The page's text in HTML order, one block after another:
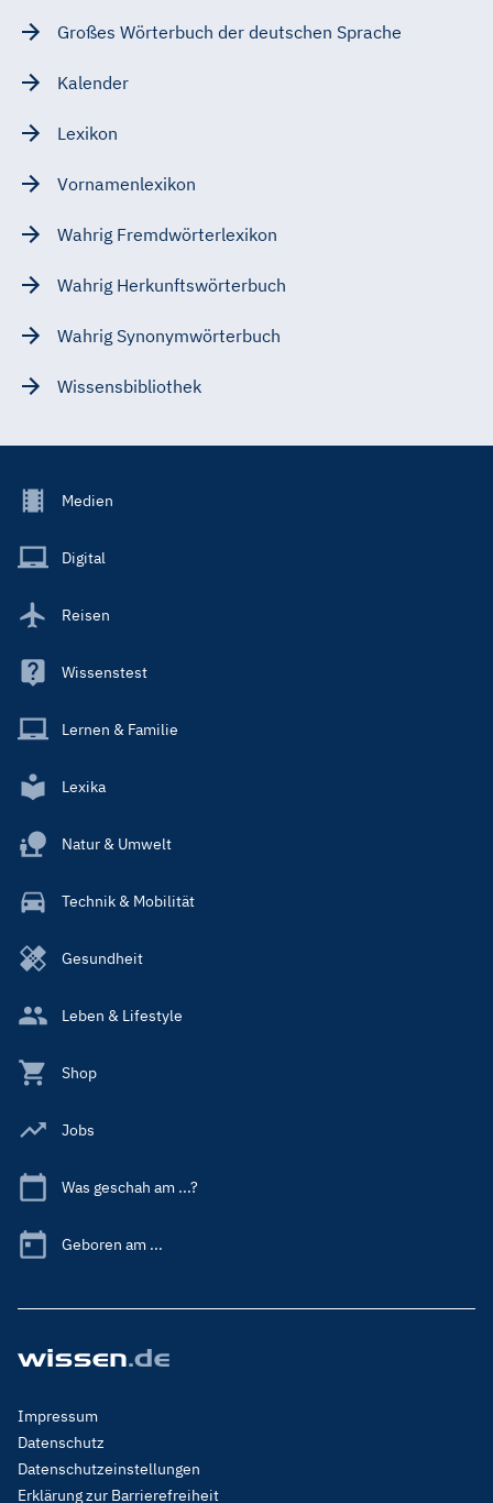
Großes Wörterbuch der deutschen Sprache
Kalender
Lexikon
Vornamenlexikon
Wahrig Fremdwörterlexikon
Wahrig Herkunftswörterbuch
Wahrig Synonymwörterbuch
Wissensbibliothek
Footer
Main
Medien
Digital
Reisen
Wissenstest
Lernen & Familie
Lexika
Natur & Umwelt
Technik & Mobilität
Gesundheit
Leben & Lifestyle
Shop
Jobs
Was geschah am ...?
Geboren am ...
Footer
Menu
Legal
Impressum
Datenschutz
Datenschutzeinstellungen
Erklärung zur Barrierefreiheit